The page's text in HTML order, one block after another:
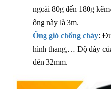
ngoài 80g đến 180g
ống này là 3m.
Ống gió chống cháy:
hình thang,… Độ dày
đến 32mm.